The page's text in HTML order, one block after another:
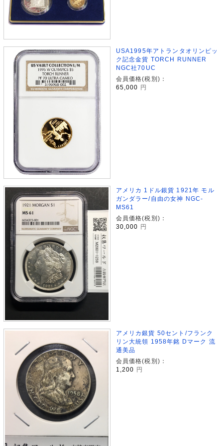
USA1995年アトランタオリンピッ
ク記念金貨 TORCH RUNNER
NGC社70UC
会員価格(税別)：
65,000
円
アメリカ 1ドル銀貨 1921年 モル
ガンダラー/自由の女神 NGC-
MS61
会員価格(税別)：
30,000
円
アメリカ銀貨 50セント/フランク
リン大統領 1958年銘 Dマーク 流
通美品
会員価格(税別)：
1,200
円